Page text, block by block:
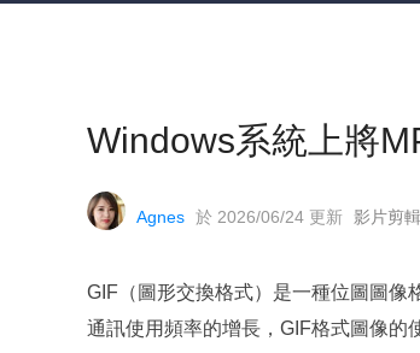
Windows系統上將
Agnes 於 2026/06/24 更新 影片剪輯
GIF（圖形交換格式）是一種位圖圖像
通訊使用頻率的增長，GIF格式圖像的